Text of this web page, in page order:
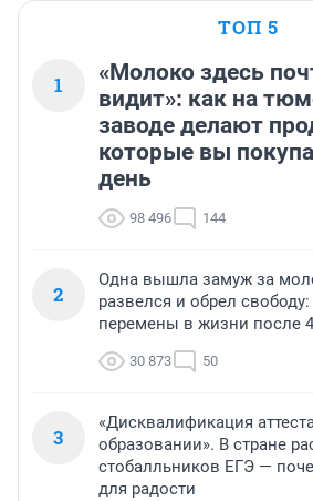
ТОП 5
1
«Молоко здесь
видит»: как на
заводе делают
которые вы
день
98 496 144
2
Одна вышла замуж за
развелся и обрел
перемены в жизни после
30 873 50
3
«Дисквалификация
образовании». В стране
стобалльников ЕГЭ —
для радости